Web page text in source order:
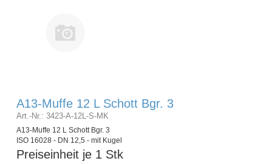
A13-Muffe 12 L Schott Bgr. 3
Art.-Nr.: 3423-A-12L-S-MK
A13-Muffe 12 L Schott Bgr. 3
ISO 16028 - DN 12,5 - mit Kugel
Preiseinheit je 1 Stk